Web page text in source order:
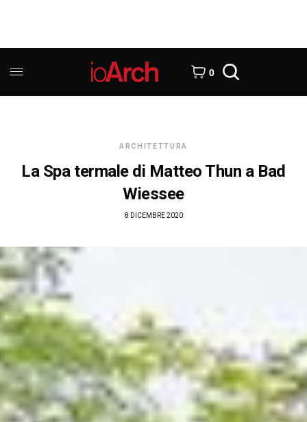
0
ARCHITETTURA
La Spa termale di Matteo Thun a Bad
Wiessee
8 DICEMBRE 2020